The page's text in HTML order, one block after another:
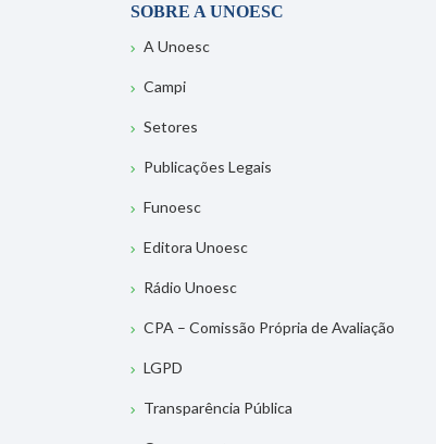
SOBRE A UNOESC
A Unoesc
Campi
Setores
Publicações Legais
Funoesc
Editora Unoesc
Rádio Unoesc
CPA – Comissão Própria de Avaliação
LGPD
Transparência Pública